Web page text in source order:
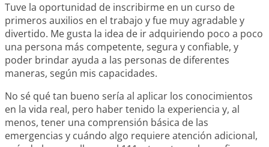
Tuve la oportunidad de inscribirme en un curso de
primeros auxilios en el trabajo y fue muy agradable y
divertido. Me gusta la idea de ir adquiriendo poco a poco
una persona más competente, segura y confiable, y
poder brindar ayuda a las personas de diferentes
maneras, según mis capacidades.
No sé qué tan bueno sería al aplicar los conocimientos
en la vida real, pero haber tenido la experiencia y, al
menos, tener una comprensión básica de las
emergencias y cuándo algo requiere atención adicional,